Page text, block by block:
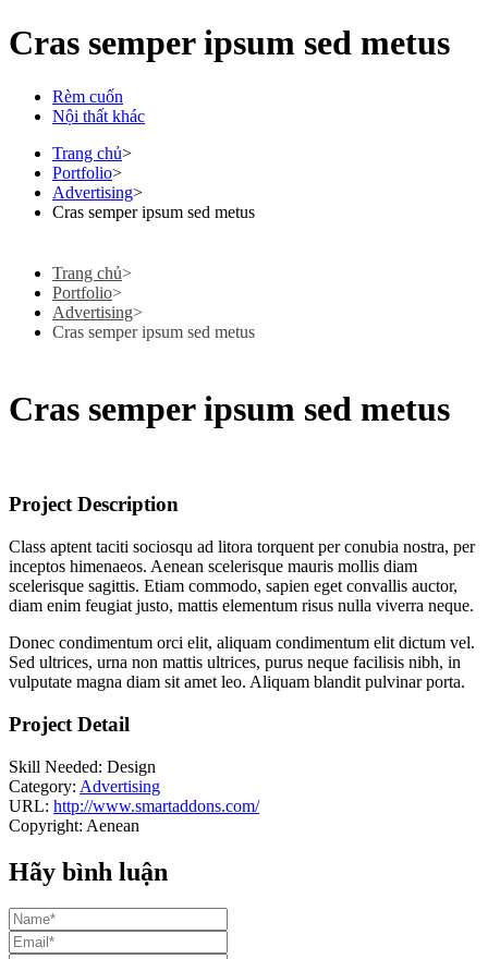
Cras semper ipsum sed metus
Rèm cuốn
Nội thất khác
Trang chủ>
Portfolio>
Advertising>
Cras semper ipsum sed metus
Trang chủ>
Portfolio>
Advertising>
Cras semper ipsum sed metus
Cras semper ipsum sed metus
Project Description
Class aptent taciti sociosqu ad litora torquent per conubia nostra, per
inceptos himenaeos. Aenean scelerisque mauris mollis diam
scelerisque sagittis. Etiam commodo, sapien eget convallis auctor,
diam enim feugiat justo, mattis elementum risus nulla viverra neque.
Donec condimentum orci elit, aliquam condimentum elit dictum vel.
Sed ultrices, urna non mattis ultrices, purus neque facilisis nibh, in
vulputate magna diam sit amet leo. Aliquam blandit pulvinar porta.
Project Detail
Skill Needed: Design
Category: Advertising
URL: http://www.smartaddons.com/
Copyright: Aenean
Hãy bình luận